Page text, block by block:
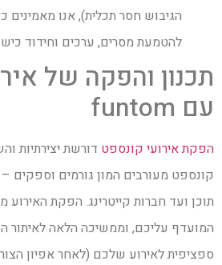
הגיבוש חסר תכלית), אנו מאמינים
להטמעת מסרים, ערכים וחידוד
תכנון והפקה של
עם funtom
הפקת אירועי קונספט דורשת יצירתיות
קונספט מעורבים המון גורמים וספקים
תוכן ועד חברות קייטרינג. הפקת
המועדף עליכם, וממשיכה הלאה לאיתור
ספציפית לאירוע שלכם (לאחר אפיון